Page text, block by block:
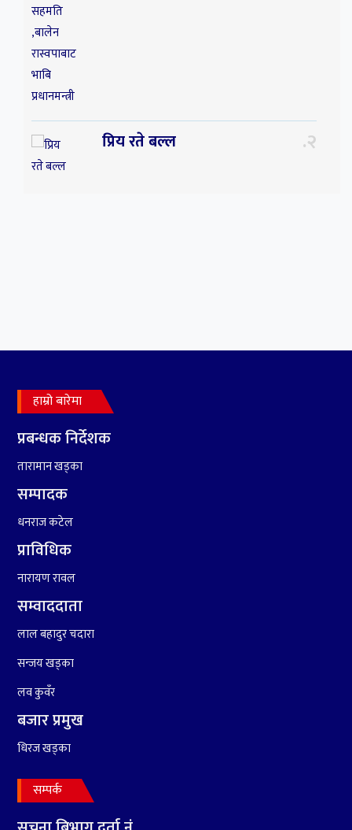
प्रिय रते बल्ल २
सर्पपालनमा झलनाथ खनाल
प्रतिष्ठानले गर्यो १७ करोड ९८
लाख हिनामिना
हाम्रो बारेमा
प्रबन्धक निर्देशक
तारामान खड्का
सम्पादक
धनराज कटेल
प्राविधिक
नारायण रावल
सम्वाददाता
लाल बहादुर चदारा
सन्जय खड्का
लव कुवँर
बजार प्रमुख
धिरज खड्का
सम्पर्क